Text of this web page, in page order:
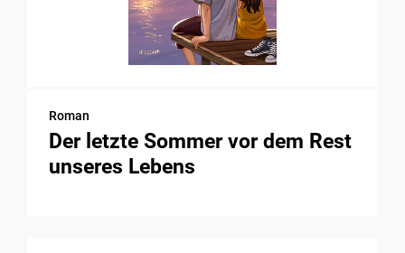
Roman
Der letzte Sommer vor dem Rest
unseres Lebens